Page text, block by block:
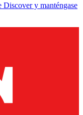
y manténgase